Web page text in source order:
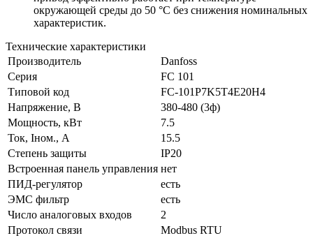
окружающей среды до 50 °C без снижения номинальных
характеристик.
Технические характеристики
Производитель
Danfoss
Серия
FC 101
Типовой код
FC-101P7K5T4E20H4
Напряжение, В
380-480 (3ф)
Мощность, кВт
7.5
Ток, Iном., А
15.5
Степень защиты
IP20
Встроенная панель управления нет
ПИД-регулятор
есть
ЭМС фильтр
есть
Число аналоговых входов
2
Протокол связи
Modbus RTU